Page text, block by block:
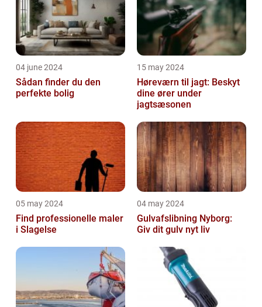
04 june 2024
Sådan finder du den
perfekte bolig
15 may 2024
Høreværn til jagt: Beskyt
dine ører under
jagtsæsonen
05 may 2024
Find professionelle maler
i Slagelse
04 may 2024
Gulvafslibning Nyborg:
Giv dit gulv nyt liv